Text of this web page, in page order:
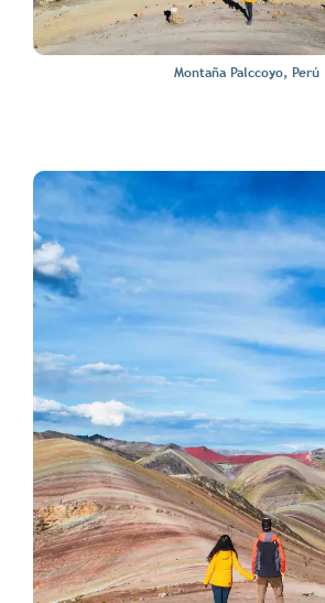
Montaña Palccoyo, Perú